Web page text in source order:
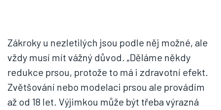
Zákroky u nezletilých jsou podle něj možné, ale
vždy musí mít vážný důvod. „Děláme někdy
redukce prsou, protože to má i zdravotní efekt.
Zvětšování nebo modelaci prsou ale provádím
až od 18 let. Výjimkou může být třeba výrazná